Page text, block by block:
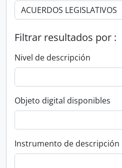
Filtrar resultados por :
Nivel de descripción
Objeto digital disponibles
Instrumento de descripción